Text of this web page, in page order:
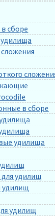
сборе
в сборе
удилища
удилищ
удилищ
удилищ